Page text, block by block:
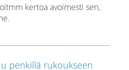
kertoa avoimesti sen,